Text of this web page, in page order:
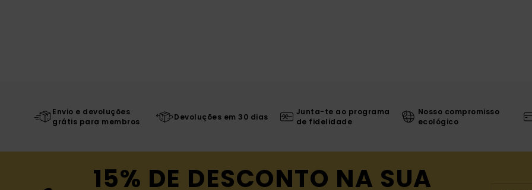
Envio e devoluções
grátis para membros
Devoluções em 30 dias
Junta-te ao programa
de fidelidade
Nosso compromisso
ecológico
15% DE DESCONTO NA SUA